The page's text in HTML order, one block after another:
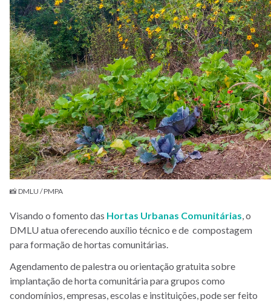
📸 DMLU / PMPA
Visando o fomento das Hortas Urbanas Comunitárias, o
DMLU atua oferecendo auxílio técnico e de compostagem
para formação de hortas comunitárias.
Agendamento de palestra ou orientação gratuita sobre
implantação de horta comunitária para grupos como
condomínios, empresas, escolas e instituições, pode ser feito